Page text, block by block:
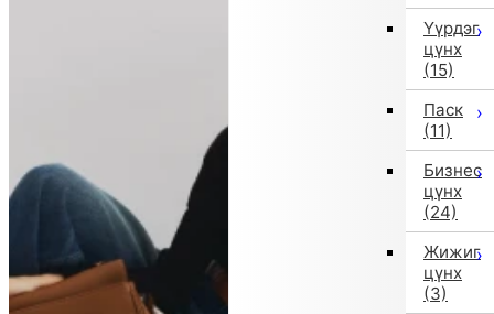
Үүрдэг
цүнх
(15)
Паск
(11)
Бизнес
цүнх
(24)
Жижиг
цүнх
(3)